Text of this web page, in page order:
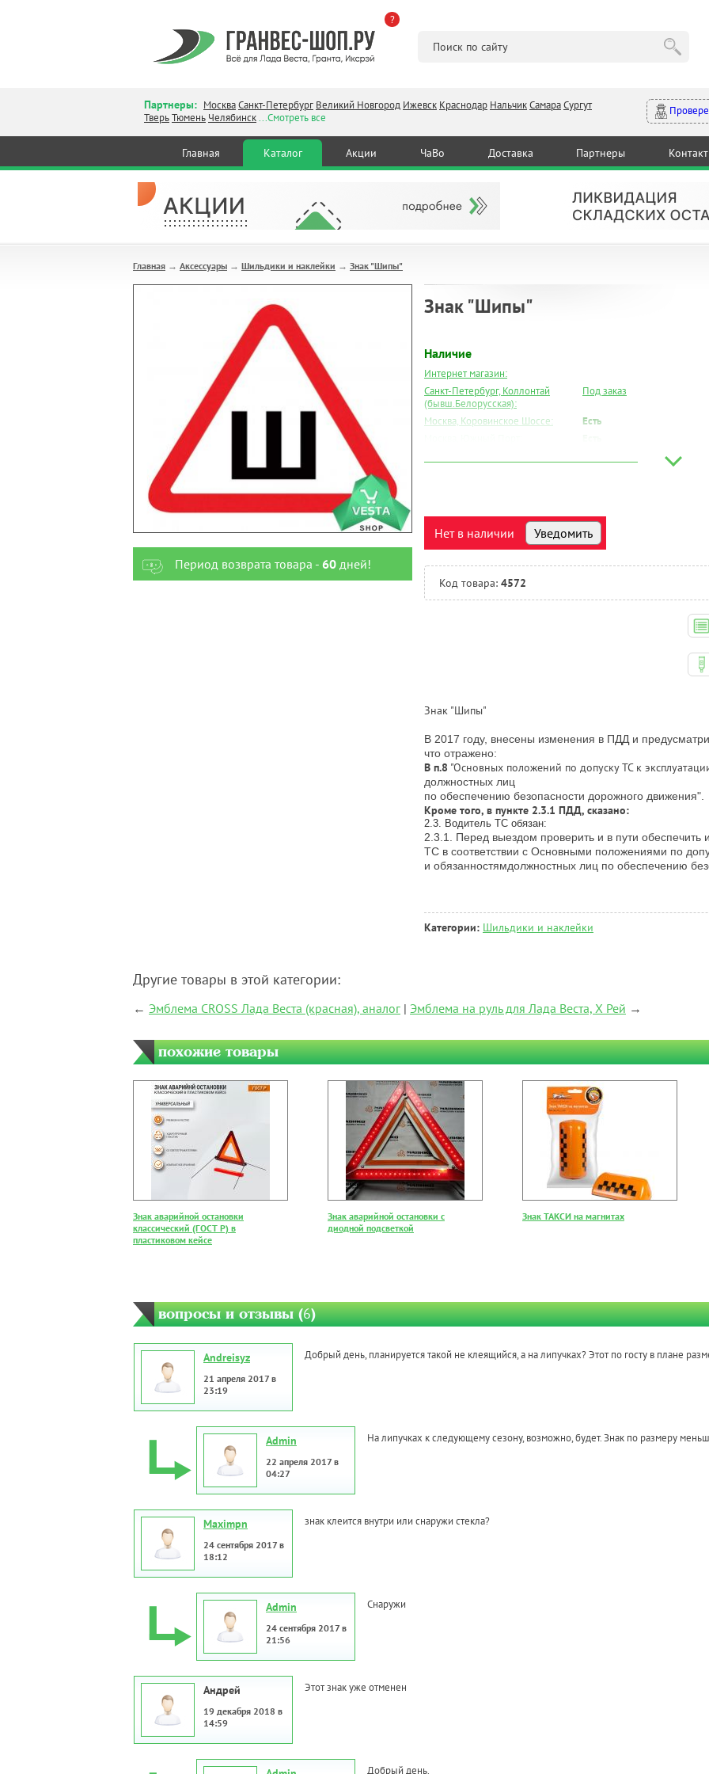
?
Партнеры: МоскваСанкт-Петербург Великий Новгород Ижевск Краснодар НальчикСамараСургут
ТверьТюмень Челябинск...Смотреть все
Главная Каталог Акции ЧаВо Доставка Партнеры
Главная → Аксессуары → Шильдики и наклейки → Знак "Шипы"
Период возврата товара - 60дней!
Знак "Шипы"
Наличие
Интернет магазин:
Санкт-Петербург, Коллонтай
(бывш.Белорусская):
Под заказ
Москва, Коровинское Шоссе:
Есть
Под заказ
Под заказ
Нет в наличии Уведомить
Код товара: 4572
Знак "Шипы"
В 2017 году, внесены изменения в ПДД и
что отражено:
В п.8 "Основных положений по допуску ТС к
должностных лиц
по обеспечению безопасности дорожного движения".
Кроме того, в пункте 2.3.1 ПДД, сказано:
2.3. Водитель ТС обязан:
2.3.1. Перед выездом проверить и в пути обеспечить
ТС в соответствии с Основными положениями по
и обязанностямдолжностных лиц по обеспечению
Категории: Шильдики и наклейки
Другие товары в этой категории:
← Эмблема CROSS Лада Веста (красная), аналог | Эмблема на руль для Лада Веста, Х Рей →
похожие товары
Знак аварийной остановки
классический (ГОСТ Р) в
пластиковом кейсе
Знак аварийной остановки с
диодной подсветкой
Знак ТАКСИ на магнитах
вопросы и отзывы (6)
Andreisyz
21 апреля 2017 в
23:19
Добрый день, планируется такой не клеящийся, а на липучках? Этот по госту в плане
Admin
22 апреля 2017 в
04:27
На липучках к следующему сезону, возможно, будет. Знак по размеру
Maximpn
24 сентября 2017 в
18:12
знак клеится внутри или снаружи стекла?
Admin
24 сентября 2017 в
21:56
Снаружи
Андрей
19 декабря 2018 в
14:59
Этот знак уже отменен
Добрый день.